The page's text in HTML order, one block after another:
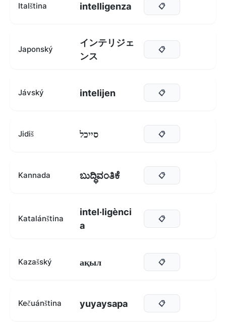
Italština intelligenza 📋
Japonský
インテリジェ
ンス
📋
Jávský intelijen 📋
Jidiš סייכל 📋
Kannada ಬುದ್ಧಿವಂತಿಕೆ 📋
Katalánština
intel·ligènci
a
📋
Kazašský ақыл 📋
Kečuánština yuyaysapa 📋